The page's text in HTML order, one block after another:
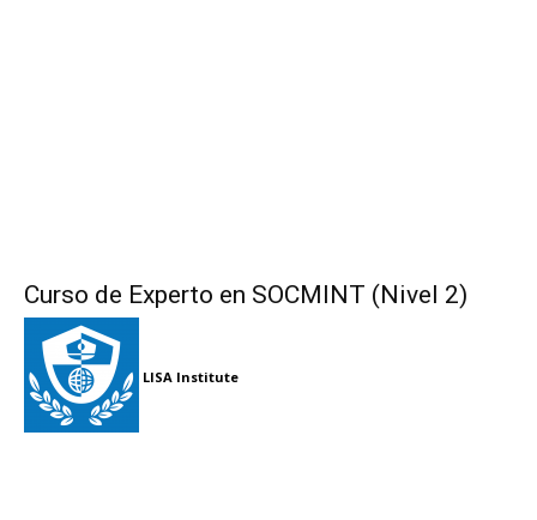
Curso de Experto en SOCMINT (Nivel 2)
LISA Institute